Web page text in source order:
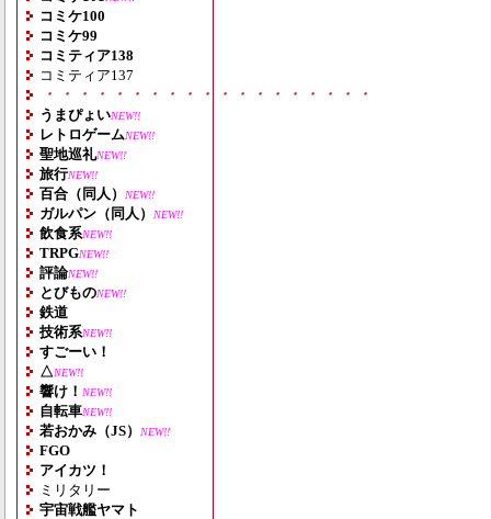
コミケ100
コミケ99
コミティア138
コミティア137
・・・・・・・・・・・・・・・・・・・
うまぴょいNEW!!
レトロゲームNEW!!
聖地巡礼NEW!!
旅行NEW!!
百合（同人） NEW!!
ガルパン（同人） NEW!!
飲食系NEW!!
TRPGNEW!!
評論NEW!!
とびものNEW!!
鉄道
技術系NEW!!
すごーい！
△NEW!!
響け！ NEW!!
自転車NEW!!
若おかみ（JS） NEW!!
FGO
アイカツ！
ミリタリー
宇宙戦艦ヤマト